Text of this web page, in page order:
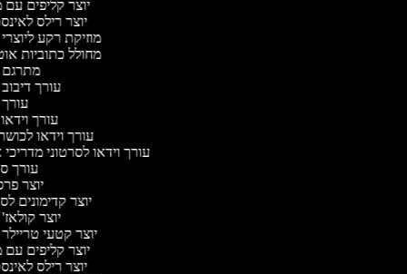
יוצר קליפים
יוצר רילס
מוזיקת רקע
מחולל כתוביות
עורך
עורך
עורך וידאו
עורך וידאו לסרטוני
עורך
יוצר
יוצר קדימונים
יוצר
יוצר קטעי
יוצר קליפים
יוצר רילס